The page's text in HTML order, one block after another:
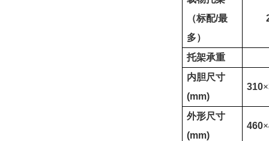
（标配/最
多）
托架承重
内胆尺寸
(mm)
310×
外形尺寸
(mm)
460×